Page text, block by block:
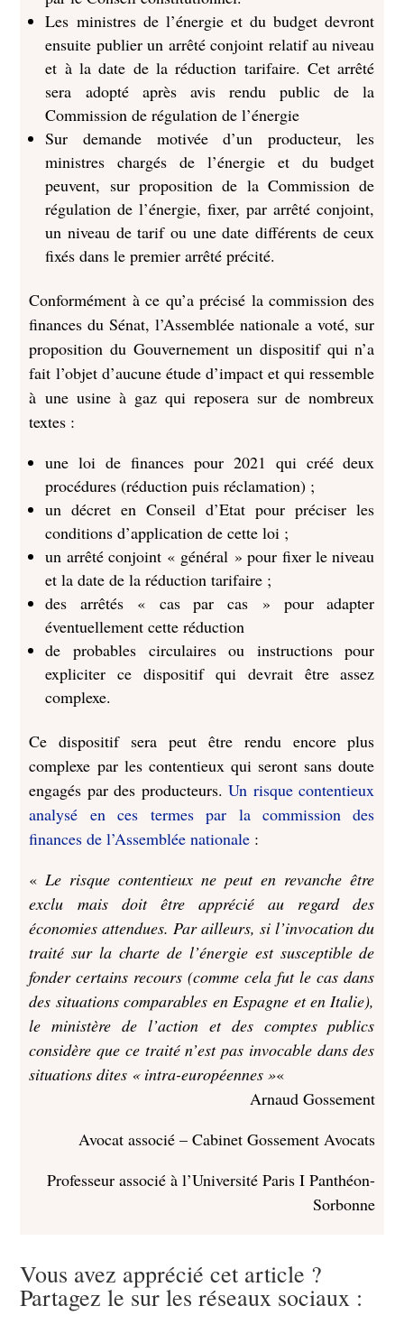
Les ministres de l’énergie et du budget devront
ensuite publier un arrêté conjoint relatif au niveau
et à la date de la réduction tarifaire. Cet arrêté
sera adopté après avis rendu public de la
Commission de régulation de l’énergie
Sur demande motivée d’un producteur, les
ministres chargés de l’énergie et du budget
peuvent, sur proposition de la Commission de
régulation de l’énergie, fixer, par arrêté conjoint,
un niveau de tarif ou une date différents de ceux
fixés dans le premier arrêté précité.
Conformément à ce qu’a précisé la commission des
finances du Sénat, l’Assemblée nationale a voté, sur
proposition du Gouvernement un dispositif qui n’a
fait l’objet d’aucune étude d’impact et qui ressemble
à une usine à gaz qui reposera sur de nombreux
textes :
une loi de finances pour 2021 qui créé deux
procédures (réduction puis réclamation) ;
un décret en Conseil d’Etat pour préciser les
conditions d’application de cette loi ;
un arrêté conjoint « général » pour fixer le niveau
et la date de la réduction tarifaire ;
des arrêtés « cas par cas » pour adapter
éventuellement cette réduction
de probables circulaires ou instructions pour
expliciter ce dispositif qui devrait être assez
complexe.
Ce dispositif sera peut être rendu encore plus
complexe par les contentieux qui seront sans doute
engagés par des producteurs.Un risque contentieux
analysé en ces termes par la commission des
finances de l’Assemblée nationale :
«Le risque contentieux ne peut en revanche être
exclu mais doit être apprécié au regard des
économies attendues. Par ailleurs, si l’invocation du
traité sur la charte de l’énergie est susceptible de
fonder certains recours (comme cela fut le cas dans
des situations comparables en Espagne et en Italie),
le ministère de l’action et des comptes publics
considère que ce traité n’est pas invocable dans des
situations dites « intra-européennes »«
Arnaud Gossement
Avocat associé – Cabinet Gossement Avocats
Professeur associé à l’Université Paris I Panthéon-
Sorbonne
Vous avez apprécié cet article ?
Partagez le sur les réseaux sociaux :